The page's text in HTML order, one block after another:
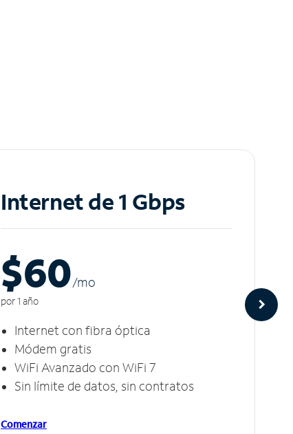
Internet de 1 Gbps
$60/mo
por 1 año
Internet con fibra óptica
Módem gratis
WiFi Avanzado con WiFi 7
Sin límite de datos, sin contratos
Comenzar